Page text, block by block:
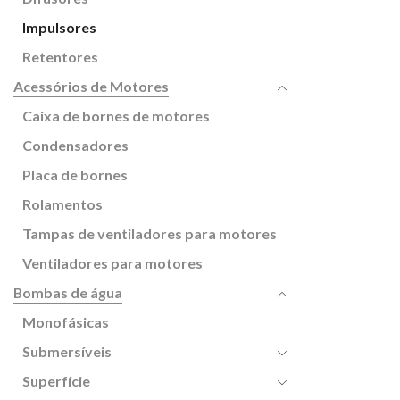
Impulsores
Retentores
Acessórios de Motores
Caixa de bornes de motores
Condensadores
Placa de bornes
Rolamentos
Tampas de ventiladores para motores
Ventiladores para motores
Bombas de água
Monofásicas
Submersíveis
Superfície